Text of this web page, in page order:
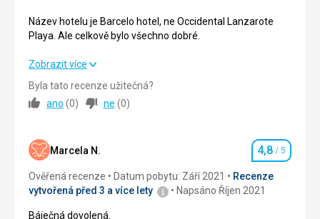
Název hotelu je Barcelo hotel, ne Occidental Lanzarote
Playa. Ale celkově bylo všechno dobré.
Název hotelu je Barcelo hotel, ne Occidental Lanzarote
Playa. Ale celkově bylo všechno dobré.
Strava
Okolí 4,0/ 5
Služby
Zobrazit více
Byla tato recenze užitečná?
ano (0) ne (0)
Marcela N. Hodnocení
4,8 / 5
Ověřená recenze Datum pobytu: Září 2021
Recenze
vytvořená před 3 a více lety
Napsáno Říjen 2021
Báječná dovolená.